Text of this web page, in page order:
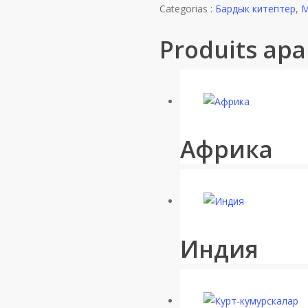
Categorias : Бардык китептер,
Produits
Африка
Индия